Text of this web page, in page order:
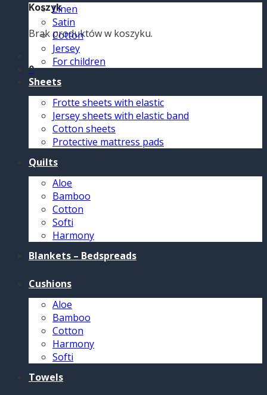
Koszyk
Brak produktów w koszyku.
0
Linen
Satin
Cotton
Jersey
For children
Sheets
Frotte sheets with elastic
Jersey sheets with elastic band
Cotton sheets
Protective mattress pads
Quilts
Aloe
Bamboo
Cotton
Softi
Harmony
Blankets – Bedspreads
Cushions
Aloe
Bamboo
Cotton
Harmony
Softi
Towels